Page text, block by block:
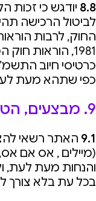
8.8 יודגש כי זכות
לביטול הרכישה
החוק, לרבות
כפי שתהא מעת
9. מבצעים, הטבות והנחות
9.1 האתר רשאי
(מיילים , אס אם
והנחות מעת לעת,
בכל עת בלא צורך